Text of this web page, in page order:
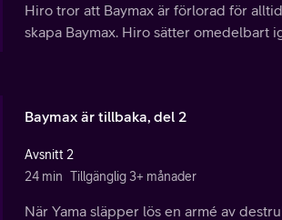
Hiro tror att Baymax är förlorad för
skapa Baymax. Hiro sätter omedelbart
Baymax är tillbaka, del 2
Avsnitt 2
24 min Tillgänglig 3+ månader
När Yama släpper lös en armé av